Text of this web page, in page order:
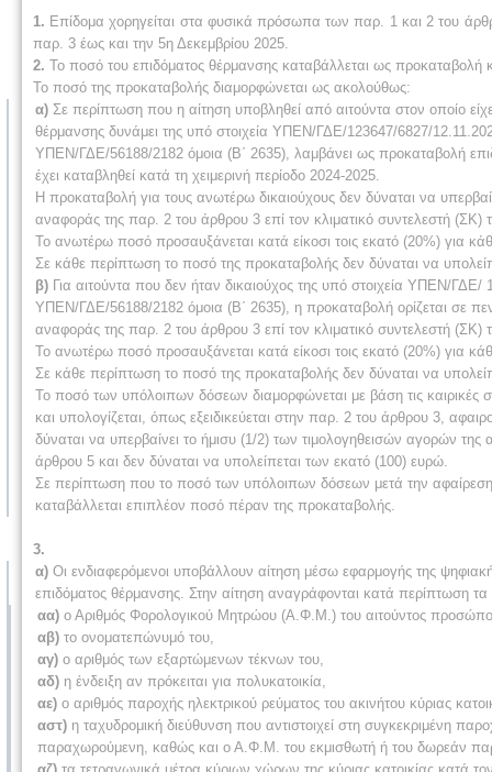
1. Επίδομα χορηγείται στα φυσικά πρόσωπα των παρ. 1 και 2 του
παρ. 3 έως και την 5η Δεκεμβρίου 2025.
2. Το ποσό του επιδόματος θέρμανσης καταβάλλεται ως προκαταβολή
Το ποσό της προκαταβολής διαμορφώνεται ως ακολούθως:
α) Σε περίπτωση που η αίτηση υποβληθεί από αιτούντα στον οποίο
θέρμανσης δυνάμει της υπό στοιχεία ΥΠΕΝ/ΓΔΕ/123647/6827/
ΥΠΕΝ/ΓΔΕ/56188/2182 όμοια (Β΄ 2635), λαμβάνει ως προκαταβολή
έχει καταβληθεί κατά τη χειμερινή περίοδο 2024-2025.
Η προκαταβολή για τους ανωτέρω δικαιούχους δεν δύναται να
αναφοράς της παρ. 2 του άρθρου 3 επί τον κλιματικό συντελεστή (ΣΚ)
Το ανωτέρω ποσό προσαυξάνεται κατά είκοσι τοις εκατό (20%) για
Σε κάθε περίπτωση το ποσό της προκαταβολής δεν δύναται να
β) Για αιτούντα που δεν ήταν δικαιούχος της υπό στοιχεία ΥΠΕΝ/
ΥΠΕΝ/ΓΔΕ/56188/2182 όμοια (Β΄ 2635), η προκαταβολή ορίζεται σε
αναφοράς της παρ. 2 του άρθρου 3 επί τον κλιματικό συντελεστή (ΣΚ)
Το ανωτέρω ποσό προσαυξάνεται κατά είκοσι τοις εκατό (20%) για
Σε κάθε περίπτωση το ποσό της προκαταβολής δεν δύναται να
Το ποσό των υπόλοιπων δόσεων διαμορφώνεται με βάση τις καιρικές
και υπολογίζεται, όπως εξειδικεύεται στην παρ. 2 του άρθρου 3,
δύναται να υπερβαίνει το ήμισυ (1/2) των τιμολογηθεισών αγορών
άρθρου 5 και δεν δύναται να υπολείπεται των εκατό (100) ευρώ.
Σε περίπτωση που το ποσό των υπόλοιπων δόσεων μετά την αφαίρεση
καταβάλλεται επιπλέον ποσό πέραν της προκαταβολής.
3.
α) Οι ενδιαφερόμενοι υποβάλλουν αίτηση μέσω εφαρμογής της
επιδόματος θέρμανσης. Στην αίτηση αναγράφονται κατά περίπτωση τα
αα) ο Αριθμός Φορολογικού Μητρώου (Α.Φ.Μ.) του αιτούντος
αβ) το ονοματεπώνυμό του,
αγ) ο αριθμός των εξαρτώμενων τέκνων του,
αδ) η ένδειξη αν πρόκειται για πολυκατοικία,
αε) ο αριθμός παροχής ηλεκτρικού ρεύματος του ακινήτου κύριας
αστ) η ταχυδρομική διεύθυνση που αντιστοιχεί στη συγκεκριμένη
παραχωρούμενη, καθώς και ο Α.Φ.Μ. του εκμισθωτή ή του δωρεάν